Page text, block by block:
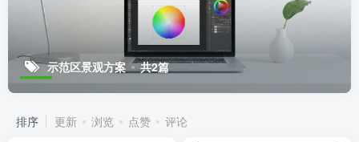
示范区景观方案 共2篇
排序 更新 浏览 点赞 评论